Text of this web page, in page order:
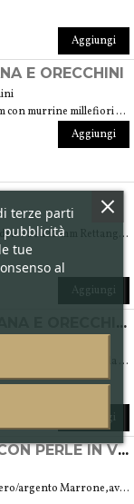
Aggiungi
E ORECCHINI
Perle tonde 10,12,14,16,18mm con murrine millefiori e foglia oro 24 Kt.
Aggiungi
Perle Tonde di 20,14mm.Quadrate 20x20 mm Rettangoli 25x15mm Cuori 19mm Schiacciate 25x20 Sassi 19x14mm
Aggiungi
CANAL, SET COLLANA E ORECCHINI
Goccia 20x17 bicolor sommerse foglia argento, tonda 10mm foglia arg. Tonde neutre mm6. cristalli Swarovski mm6
Aggiungi
TWIST COLLANA CON PERLE IN VETRO SOFFIATO DI MURANO E FOGLIA ARGENTO 999% O ORO 24 KT.
Disponibile in tre varianti: Nero/argento Marrone,avorio/oro, Tonalità dei rossi e avorio/oro Peso 140 gr.
terze parti
pubblicità
tue
al